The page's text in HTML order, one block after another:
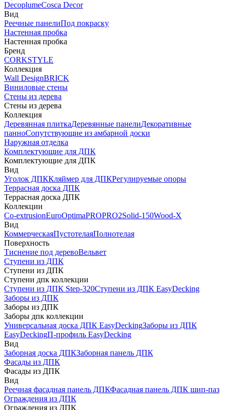
DecoplumeCosca Decor
Вид
Реечные панелиПод покраску
Настенная пробка
Настенная пробка
Бренд
CORKSTYLE
Коллекция
Wall DesignBRICK
Виниловые стены
Стены из дерева
Стены из дерева
Коллекция
Деревянная плиткаДеревянные панелиДекоративные
панноСопутствующие из амбарной доски
Наружная отделка
Комплектующие для ДПК
Комплектующие для ДПК
Вид
Уголок ДПККляймер для ДПКРегулируемые опоры
Террасная доска ДПК
Террасная доска ДПК
Коллекции
Co-extrusionEuroOptimaPROPRO2Solid-150Wood-X
Вид
КоммерческаяПустотелаяПолнотелая
Поверхность
Тиснение под деревоВельвет
Ступени из ДПК
Ступени из ДПК
Ступени дпк коллекции
Ступени из ДПК Step-320Ступени из ДПК EasyDecking
Заборы из ДПК
Заборы из ДПК
Заборы дпк коллекции
Универсальная доска ДПК EasyDeckingЗаборы из ДПК
EasyDeckingП-профиль EasyDecking
Вид
Заборная доска ДПКЗаборная панель ДПК
Фасады из ДПК
Фасады из ДПК
Вид
Реечная фасадная панель ДПКФасадная панель ДПК шип-паз
Ограждения из ДПК
Ограждения из ДПК